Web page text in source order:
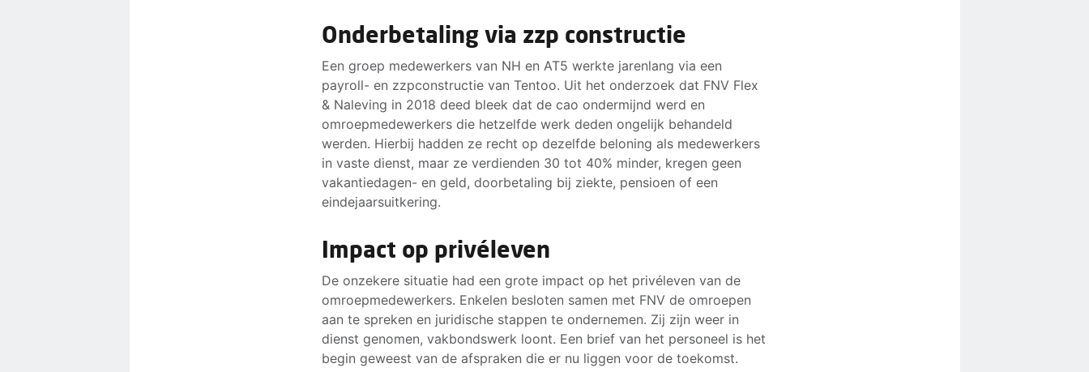
Onderbetaling via zzp constructie
Een groep medewerkers van NH en AT5 werkte jarenlang via een
payroll- en zzpconstructie van Tentoo. Uit het onderzoek dat FNV Flex
& Naleving in 2018 deed bleek dat de cao ondermijnd werd en
omroepmedewerkers die hetzelfde werk deden ongelijk behandeld
werden. Hierbij hadden ze recht op dezelfde beloning als medewerkers
in vaste dienst, maar ze verdienden 30 tot 40% minder, kregen geen
vakantiedagen- en geld, doorbetaling bij ziekte, pensioen of een
eindejaarsuitkering.
Impact op privéleven
De onzekere situatie had een grote impact op het privéleven van de
omroepmedewerkers. Enkelen besloten samen met FNV de omroepen
aan te spreken en juridische stappen te ondernemen. Zij zijn weer in
dienst genomen, vakbondswerk loont. Een brief van het personeel is het
begin geweest van de afspraken die er nu liggen voor de toekomst.